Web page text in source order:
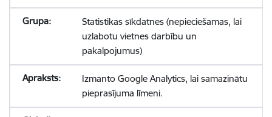
Statistikas sīkdatnes (nepieciešamas, lai
uzlabotu vietnes darbību un
pakalpojumus)
Izmanto Google Analytics, lai samazinātu
pieprasījuma līmeni.